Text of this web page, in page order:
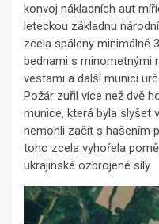
konvoj nákladních aut
leteckou základnu
zcela spáleny minimálně
bednami s minometnými
vestami a další municí
Požár zuřil více než dvě
munice, která byla slyšet
nemohli začít s hašením
toho zcela vyhořela
ukrajinské ozbrojené síly.